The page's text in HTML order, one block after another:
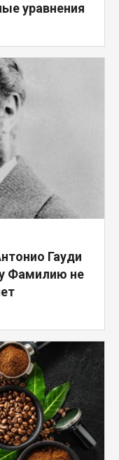
уравнения
Гауди
Фамилию не